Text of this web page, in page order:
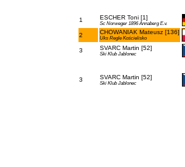
1 ESCHER Toni [1]
Sc Norweger 1896 Annaberg E.v.
2 CHOWANIAK Mateusz [136]
Uks Regle Kościelisko
3 SVARC Martin [52]
Ski Klub Jablonec
3 SVARC Martin [52]
Ski Klub Jablonec